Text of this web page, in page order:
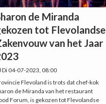
de Miranda
tot Flevolandse
van het Jaar
Di 04-07-2023, 08:00
Flevoland is trots dat chef-kok
de Miranda van het restaurant
Forum, is gekozen tot Flevolandse